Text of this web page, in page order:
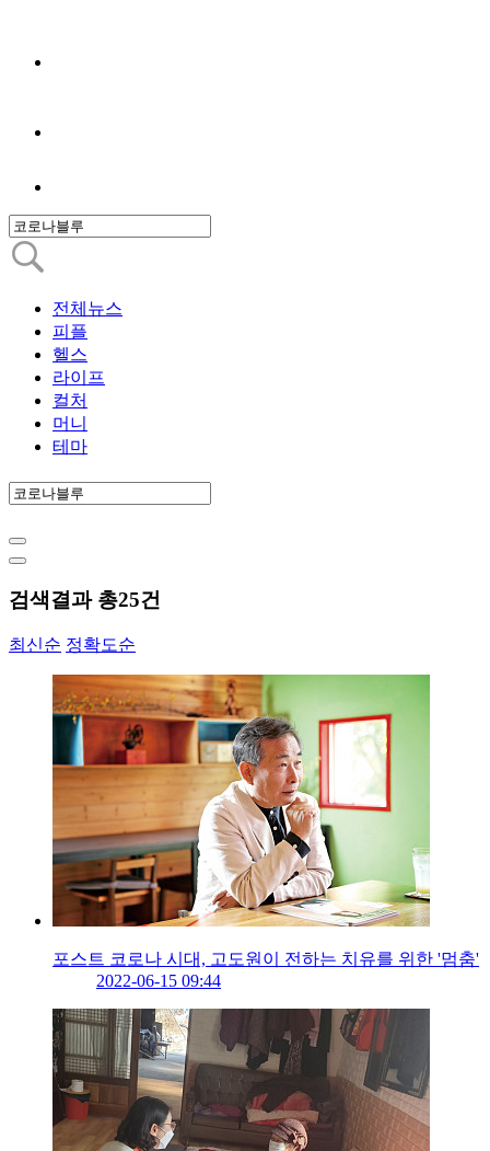
전체뉴스
피플
헬스
라이프
컬처
머니
테마
검색결과 총25건
최신순 정확도순
포스트 코로나 시대, 고도원이 전하는 치유를 위한 '멈춤'
2022-06-15 09:44